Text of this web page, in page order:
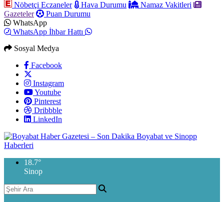
Nöbetçi Eczaneler
Hava Durumu
Namaz Vakitleri
Gazeteler
Puan Durumu
WhatsApp
WhatsApp İhbar Hattı
Sosyal Medya
Facebook
Instagram
Youtube
Pinterest
Dribbble
LinkedIn
18.7°
Sinop